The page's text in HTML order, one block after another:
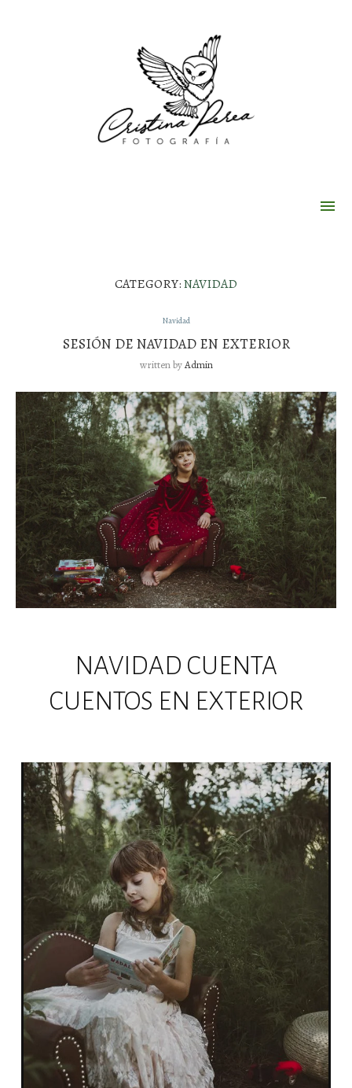
CATEGORY:NAVIDAD
Navidad
SESIÓN DE NAVIDAD EN EXTERIOR
written byAdmin
NAVIDAD CUENTA
CUENTOS EN EXTERIOR